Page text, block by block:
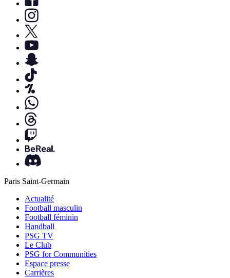
Paris Saint-Germain
Actualité
Football masculin
Football féminin
Handball
PSG TV
Le Club
PSG for Communities
Espace presse
Carrières